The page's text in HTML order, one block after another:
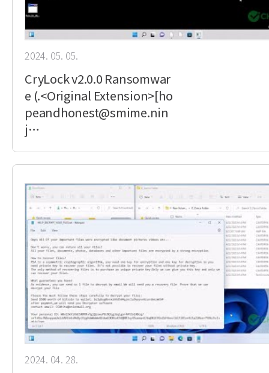
2024. 05. 05.
CryLock v2.0.0 Ransomwar
e (.<Original Extension>[ho
peandhonest@smime.nin
j…
2024. 04. 28.